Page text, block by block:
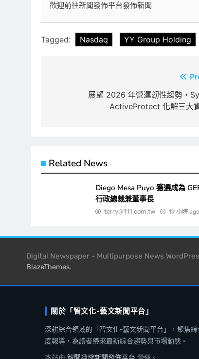
歡迎前往新聞發佈平台發佈新聞
Tagged: Nasdaq YY Group Holding
展望 2026 年營運韌性趨勢，
ActiveProtect 化解三大
Related News
Diego Mesa Puyo 獲選成為
行政總裁兼董事長
terry@111.com.tw 19 小時 ago
Digital Newspaper - Multipurpose News
BlazeThemes.
關於「智文化-藝文新聞平台」
深耕綜合領域的「智文化-藝文新聞平台」，聚焦
度報導，為讀者帶來最新綜合趨勢與市場動態。
本站由 智聞捷發新聞發佈平台 營運。